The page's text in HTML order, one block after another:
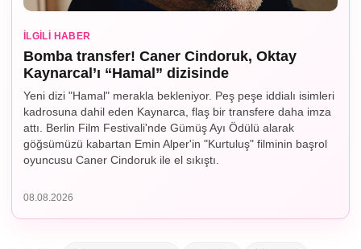
İLGILI HABER
Bomba transfer! Caner Cindoruk, Oktay
Kaynarcal’ı “Hamal” dizisinde
Yeni dizi "Hamal" merakla bekleniyor. Peş peşe iddialı isimleri
kadrosuna dahil eden Kaynarca, flaş bir transfere daha imza
attı. Berlin Film Festivali'nde Gümüş Ayı Ödülü alarak
göğsümüzü kabartan Emin Alper'in "Kurtuluş" filminin başrol
oyuncusu Caner Cindoruk ile el sıkıştı.
08.08.2026